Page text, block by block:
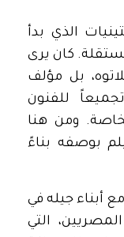
الذي بدأ
كان يرى
بل مؤلف
للفنون
ومن هنا
بوصفه بناءً
وفي هذا السياق شارك عام 1972 مع أبناء جيله في
التي